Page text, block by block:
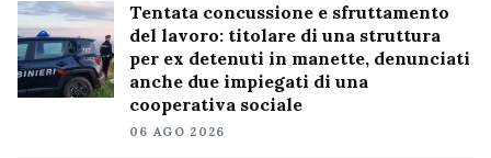
Tentata concussione e sfruttamento
del lavoro: titolare di una struttura
per ex detenuti in manette, denunciati
anche due impiegati di una
cooperativa sociale
06 AGO 2026